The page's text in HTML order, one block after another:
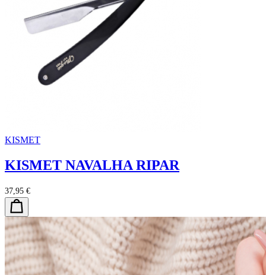
KISMET
KISMET NAVALHA RIPAR
37,95 €